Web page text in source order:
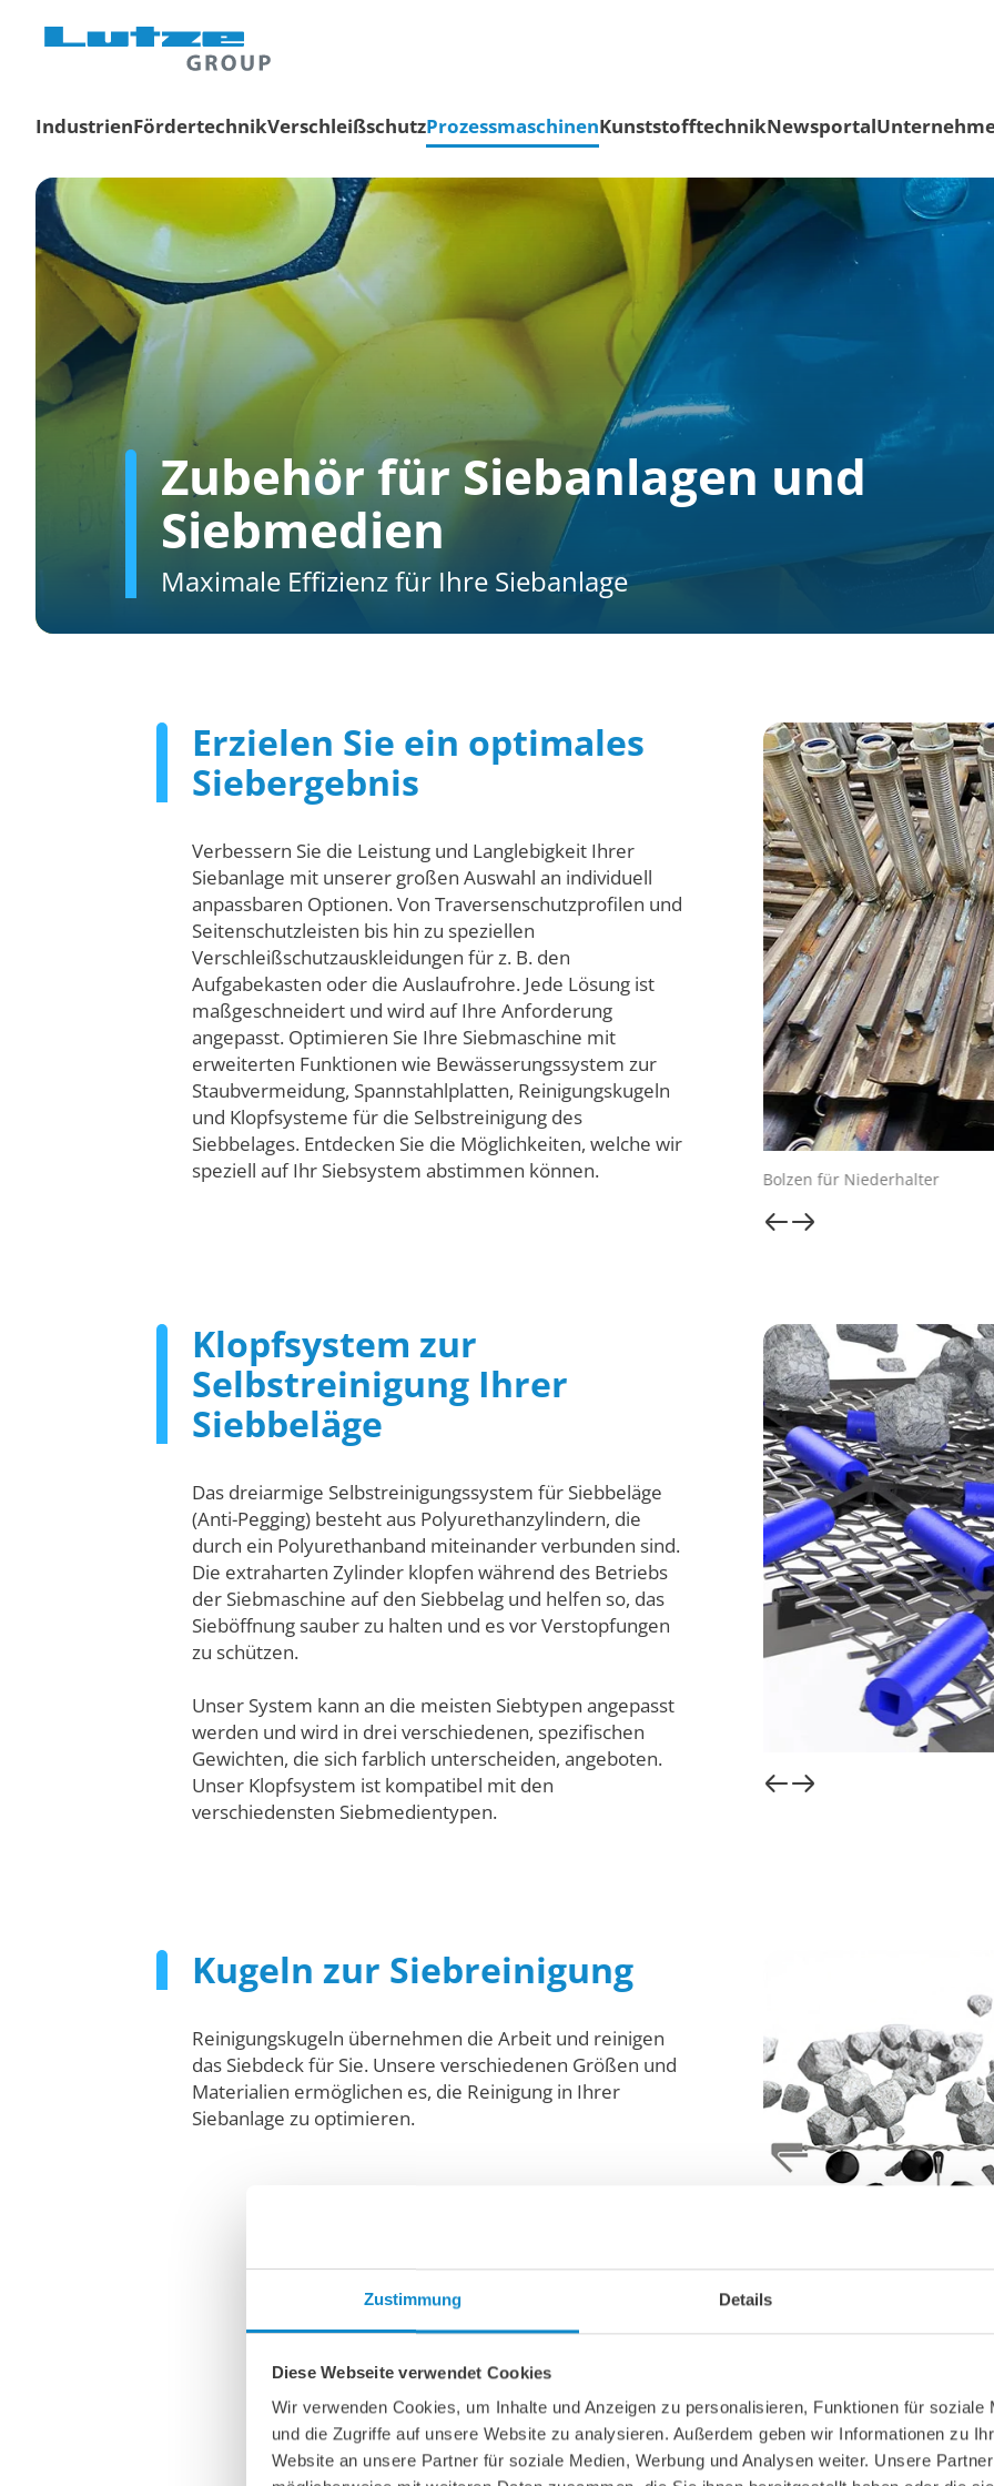
Zustimmung Details
Diese Webseite verwendet Cookies
Wir verwenden Cookies, um Inhalte und Anzeigen zu personalisieren, Funktionen für soziale
und die Zugriffe auf unsere Website zu analysieren. Außerdem geben wir Informationen zu
Website an unsere Partner für soziale Medien, Werbung und Analysen weiter. Unsere
IndustrienFördertechnikVerschleißschutzProzessmaschinenKunststofftechnikNewsportal
Zubehör für Siebanlagen und
Siebmedien
Maximale Effizienz für Ihre Siebanlage
Erzielen Sie ein optimales
Siebergebnis
Verbessern Sie die Leistung und Langlebigkeit Ihrer
Siebanlage mit unserer großen Auswahl an individuell
anpassbaren Optionen. Von Traversenschutzprofilen und
Seitenschutzleisten bis hin zu speziellen
Verschleißschutzauskleidungen für z. B. den
Aufgabekasten oder die Auslaufrohre. Jede Lösung ist
maßgeschneidert und wird auf Ihre Anforderung
angepasst. Optimieren Sie Ihre Siebmaschine mit
erweiterten Funktionen wie Bewässerungssystem zur
Staubvermeidung, Spannstahlplatten, Reinigungskugeln
und Klopfsysteme für die Selbstreinigung des
Siebbelages. Entdecken Sie die Möglichkeiten, welche wir
speziell auf Ihr Siebsystem abstimmen können.
Siebklopfsystemelemente Bolzen für Niederhalter
Klopfsystem zur
Selbstreinigung Ihrer
Siebbeläge
Das dreiarmige Selbstreinigungssystem für Siebbeläge
(Anti-Pegging) besteht aus Polyurethanzylindern, die
durch ein Polyurethanband miteinander verbunden sind.
Die extraharten Zylinder klopfen während des Betriebs
der Siebmaschine auf den Siebbelag und helfen so, das
Sieböffnung sauber zu halten und es vor Verstopfungen
zu schützen.
Unser System kann an die meisten Siebtypen angepasst
werden und wird in drei verschiedenen, spezifischen
Gewichten, die sich farblich unterscheiden, angeboten.
Unser Klopfsystem ist kompatibel mit den
verschiedensten Siebmedientypen.
Kugeln zur Siebreinigung
Reinigungskugeln übernehmen die Arbeit und reinigen
das Siebdeck für Sie. Unsere verschiedenen Größen und
Materialien ermöglichen es, die Reinigung in Ihrer
Siebanlage zu optimieren.
Gummi-Reinigungsball 7,62 cm Siebbelag-